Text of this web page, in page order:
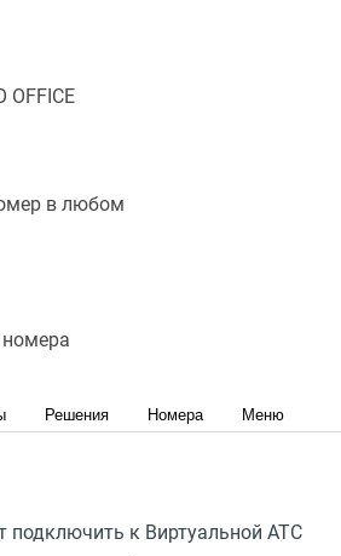
OFFICE
в любом
Решения Номера Меню
канал связи между
и офисной IP-АТС,
подключить к Виртуальной АТС